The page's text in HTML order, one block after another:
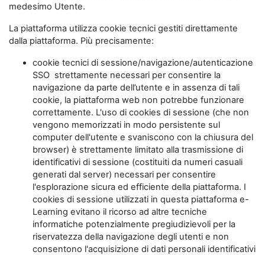
medesimo Utente.
La piattaforma utilizza cookie tecnici gestiti direttamente
dalla piattaforma. Più precisamente:
cookie tecnici di sessione/navigazione/autenticazione
SSO strettamente necessari per consentire la
navigazione da parte dell’utente e in assenza di tali
cookie, la piattaforma web non potrebbe funzionare
correttamente. L'uso di cookies di sessione (che non
vengono memorizzati in modo persistente sul
computer dell'utente e svaniscono con la chiusura del
browser) è strettamente limitato alla trasmissione di
identificativi di sessione (costituiti da numeri casuali
generati dal server) necessari per consentire
l'esplorazione sicura ed efficiente della piattaforma. I
cookies di sessione utilizzati in questa piattaforma e-
Learning evitano il ricorso ad altre tecniche
informatiche potenzialmente pregiudizievoli per la
riservatezza della navigazione degli utenti e non
consentono l'acquisizione di dati personali identificativi